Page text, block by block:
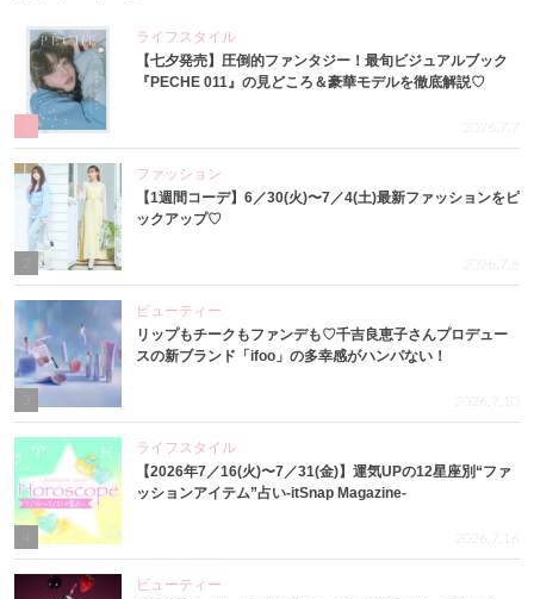
ライフスタイル
【七夕発売】圧倒的ファンタジー！最旬ビジュアルブック
『PECHE 011』の見どころ＆豪華モデルを徹底解説♡
2026.7.7
ファッション
【1週間コーデ】6／30(火)〜7／4(土)最新ファッションをピ
ックアップ♡
2026.7.8
3
ビューティー
リップもチークもファンデも♡千吉良恵子さんプロデュー
スの新ブランド「ifoo」の多幸感がハンパない！
2026.7.10
ライフスタイル
【2026年7／16(火)〜7／31(金)】運気UPの12星座別“ファ
ッションアイテム”占い-itSnap Magazine-
2026.7.16
ビューティー